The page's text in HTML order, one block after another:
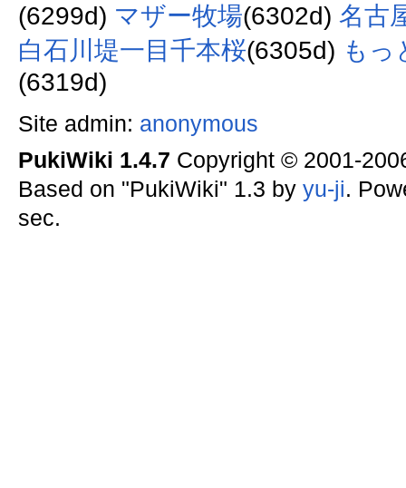
(6299d) マザー牧場(6302d) 名古
白石川堤一目千本桜(6305d) もっ
(6319d)
Site admin: anonymous
PukiWiki 1.4.7 Copyright © 2001-
Based on "PukiWiki" 1.3 by yu-ji.
sec.